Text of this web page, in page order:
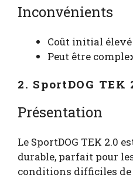
Inconvénients
Coût initial élevé
Peut être
2. SportDOG TEK
Présentation
Le SportDOG TEK 2.0
durable, parfait pour
conditions difficiles de